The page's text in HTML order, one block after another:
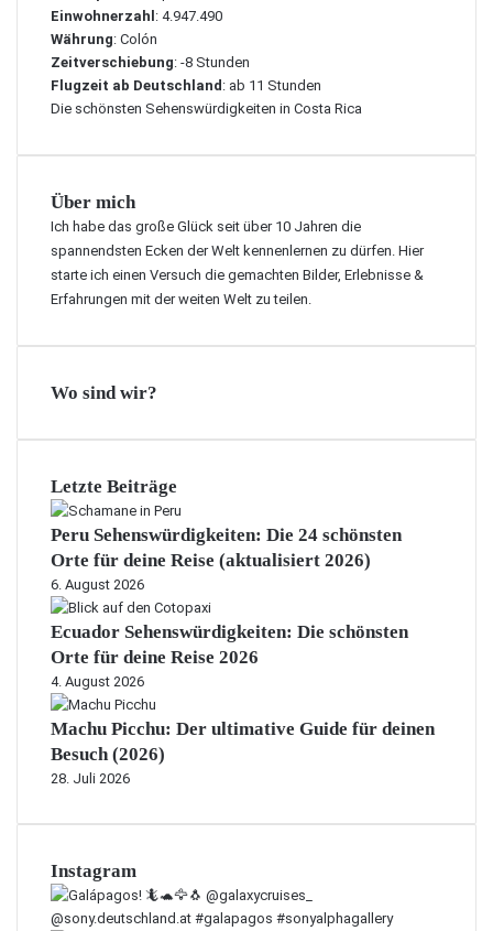
Einwohnerzahl : 4.947.490
Währung: Colón
Zeitverschiebung: -8 Stunden
Flugzeit ab Deutschland : ab 11 Stunden
Die schönsten Sehenswürdigkeiten in Costa Rica
Über mich
Ich habe das große Glück seit über 10 Jahren die
spannendsten Ecken der Welt kennenlernen zu dürfen. Hier
starte ich einen Versuch die gemachten Bilder, Erlebnisse &
Erfahrungen mit der weiten Welt zu teilen.
Wo sind wir?
Letzte Beiträge
Peru Sehenswürdigkeiten: Die 24 schönsten
Orte für deine Reise (aktualisiert 2026)
6. August 2026
Ecuador Sehenswürdigkeiten: Die schönsten
Orte für deine Reise 2026
4. August 2026
Machu Picchu: Der ultimative Guide für deinen
Besuch (2026)
28. Juli 2026
Instagram